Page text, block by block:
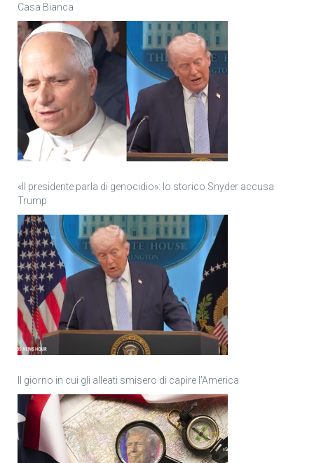
Casa Bianca
«Il presidente parla di genocidio»: lo storico Snyder accusa
Trump
Il giorno in cui gli alleati smisero di capire l’America